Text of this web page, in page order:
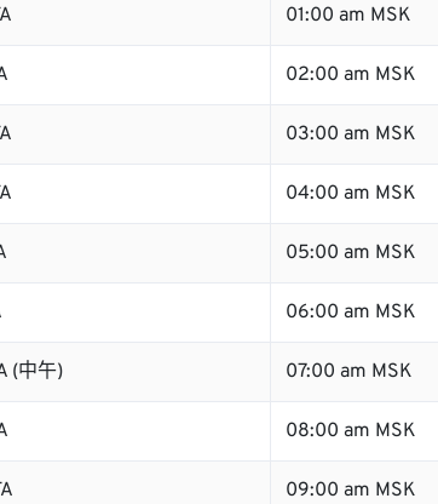
01:00 am MSK
02:00 am MSK
03:00 am MSK
04:00 am MSK
05:00 am MSK
06:00 am MSK
(中午) 07:00 am MSK
08:00 am MSK
09:00 am MSK